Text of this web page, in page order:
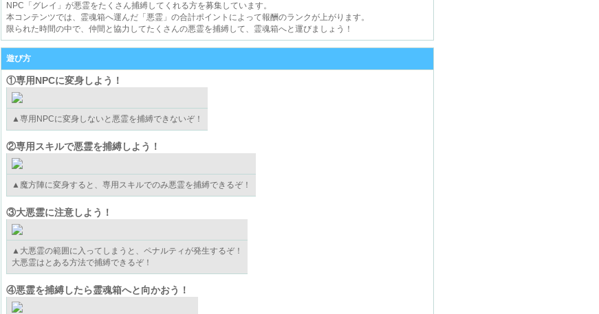
NPC「グレイ」が悪霊をたくさん捕縛してくれる方を募集しています。
本コンテンツでは、霊魂箱へ運んだ「悪霊」の合計ポイントによって報酬のランクが上がります。
限られた時間の中で、仲間と協力してたくさんの悪霊を捕縛して、霊魂箱へと運びましょう！
遊び方
①専用NPCに変身しよう！
▲専用NPCに変身しないと悪霊を捕縛できないぞ！
②専用スキルで悪霊を捕縛しよう！
▲魔方陣に変身すると、専用スキルでのみ悪霊を捕縛できるぞ！
③大悪霊に注意しよう！
▲大悪霊の範囲に入ってしまうと、ペナルティが発生するぞ！
大悪霊はとある方法で捕縛できるぞ！
④悪霊を捕縛したら霊魂箱へと向かおう！